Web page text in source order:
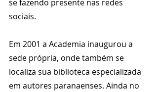
se fazendo presente nas redes
sociais.
Em 2001 a Academia inaugurou a
sede própria, onde também se
localiza sua biblioteca especializada
em autores paranaenses. Ainda no